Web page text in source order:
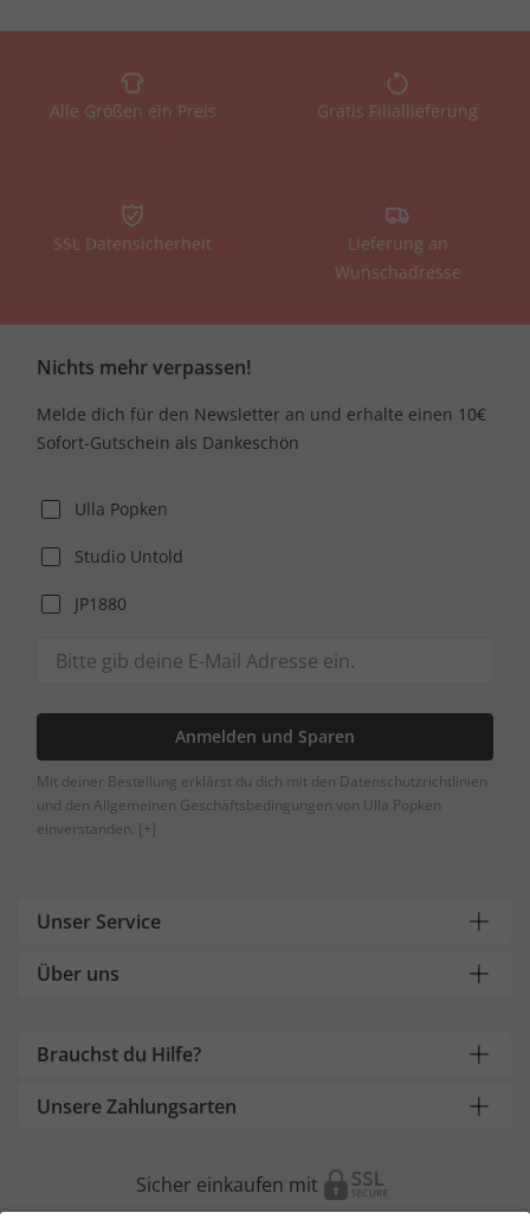
Alle Größen ein Preis Gratis Filiallieferung
SSL Datensicherheit
Lieferung an
Wunschadresse
Nichts mehr verpassen!
Melde dich für den Newsletter an und erhalte einen 10€
Sofort-Gutschein als Dankeschön
Ulla Popken
Studio Untold
JP1880
Anmelden und Sparen
Mit deiner Bestellung erklärst du dich mit den Datenschutzrichtlinien
und den Allgemeinen Geschäftsbedingungen von Ulla Popken
einverstanden. [+]
Unser Service
Über uns
Brauchst du Hilfe?
Unsere Zahlungsarten
Sicher einkaufen mit